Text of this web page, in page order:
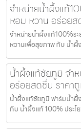
จำหน่ายน้ำผึ้งแท้
หอม หวาน อร่อย
จำหน่ายน้ำผึ้งแท้100%ร
หวานเพื่อสุขภาพ กับ น้ำผึ้
น้ำผึ้งแท้ชัยภูมิ จำ
อร่อยสดชื่น ราคา
น้ำผึ้งแท้ชัยภูมิ ฟาร์มน้ำผึ้
กับ น้ำผึ้งแท้ 100% ประโ